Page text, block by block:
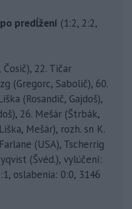
predĺžení (1:2, 2:2,
22. Tičar
(Gregorc, Sabolič), 60.
(Rosandič, Gajdoš),
26. Mešár (Štrbák,
Mešár), rozh. sn K.
(USA), Tscherrig
(Švéd.), vylúčení:
oslabenia: 0:0, 3146